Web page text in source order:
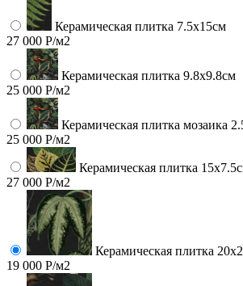
Керамическая плитка 7.5х15см
27 000 Р/м2
Керамическая плитка 9.8x9.8см
25 000 Р/м2
Керамическая плитка мозаика
25 000 Р/м2
Керамическая плитка
27 000 Р/м2
Керамическая плитка
19 000 Р/м2